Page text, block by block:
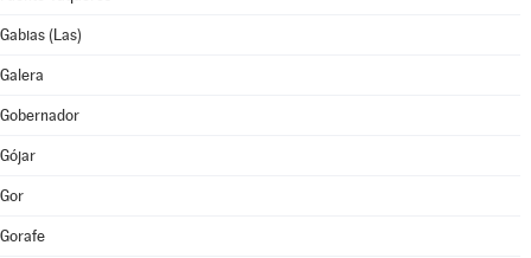
Gabias (Las)
Galera
Gobernador
Gójar
Gor
Gorafe